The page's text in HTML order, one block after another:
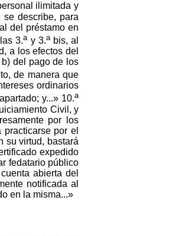
ilimitada y
describe, para
del préstamo en
3.a y 3.a bis, al
a los efectos del
del pago de los
de manera que
ordinarios
y...» 10.a
Civil, y
por los
por el
su virtud, bastará
expedido
fedatario público
abierta del
notificada al
en la misma...»